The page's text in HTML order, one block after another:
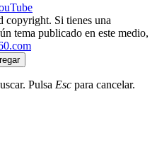
Si tienes una
tema publicado en este medio,
Pulsa Esc para cancelar.